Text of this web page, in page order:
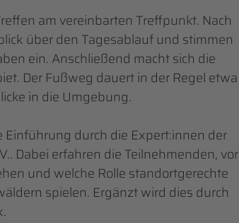
am vereinbarten Treffpunkt. Nach
über den Tagesablauf und stimmen
ein. Anschließend macht sich die
Der Fußweg dauert in der Regel etwa
in die Umgebung.
durch die Expert:innen der
Dabei erfahren die Teilnehmenden, vor
und welche Rolle standortgerechte
spielen. Ergänzt wird dies durch